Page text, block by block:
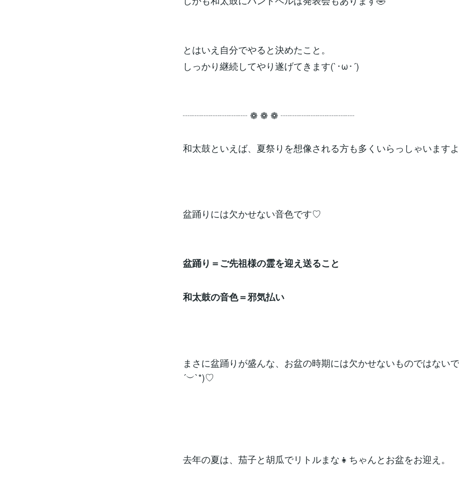
とはいえ自分でやると決めたこと。
しっかり継続してやり遂げてきます(`･ω･´)ゞ
┈┈┈┈┈┈┈ ❁ ❁ ❁ ┈┈┈┈┈┈┈┈
和太鼓といえば、夏祭りを想像される方も多くいらっしゃいます
盆踊りには欠かせない音色です♡
盆踊り＝ご先祖様の霊を迎え送ること
和太鼓の音色＝邪気払い
まさに盆踊りが盛んな、お盆の時期には欠かせないものではない
´︶`*)♡
去年の夏は、茄子と胡瓜でリトルまな👧ちゃんとお盆をお迎え。